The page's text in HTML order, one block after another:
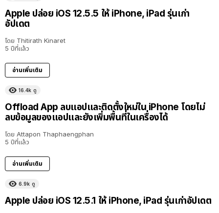
Apple ปล่อย iOS 12.5.5 ให้ iPhone, iPad รุ่นเก่า
อัปเดต
โดย Thitirath Kinaret
5 ปีที่แล้ว
อ่านเพิ่มเติม
16.4k ดู
Offload App ลบแอปและติดตั้งใหม่ใน iPhone โดยไม่
ลบข้อมูลของแอปและยังเพิ่มพื้นที่ในเครื่องได้
โดย Attapon Thaphaengphan
5 ปีที่แล้ว
อ่านเพิ่มเติม
6.9k ดู
Apple ปล่อย iOS 12.5.1 ให้ iPhone, iPad รุ่นเก่าอัปเดต